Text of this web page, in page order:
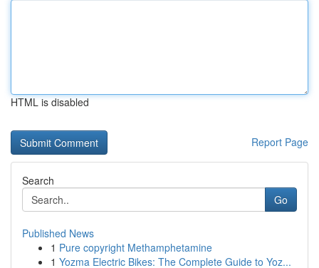
HTML is disabled
Report Page
Search
Go
Published News
1 Pure copyright Methamphetamine
1 Yozma Electric Bikes: The Complete Guide to Yoz...